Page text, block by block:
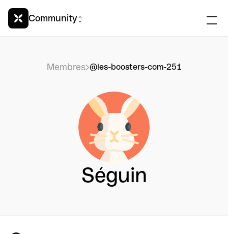
Community
Membres @les-boosters-com-251
Séguin